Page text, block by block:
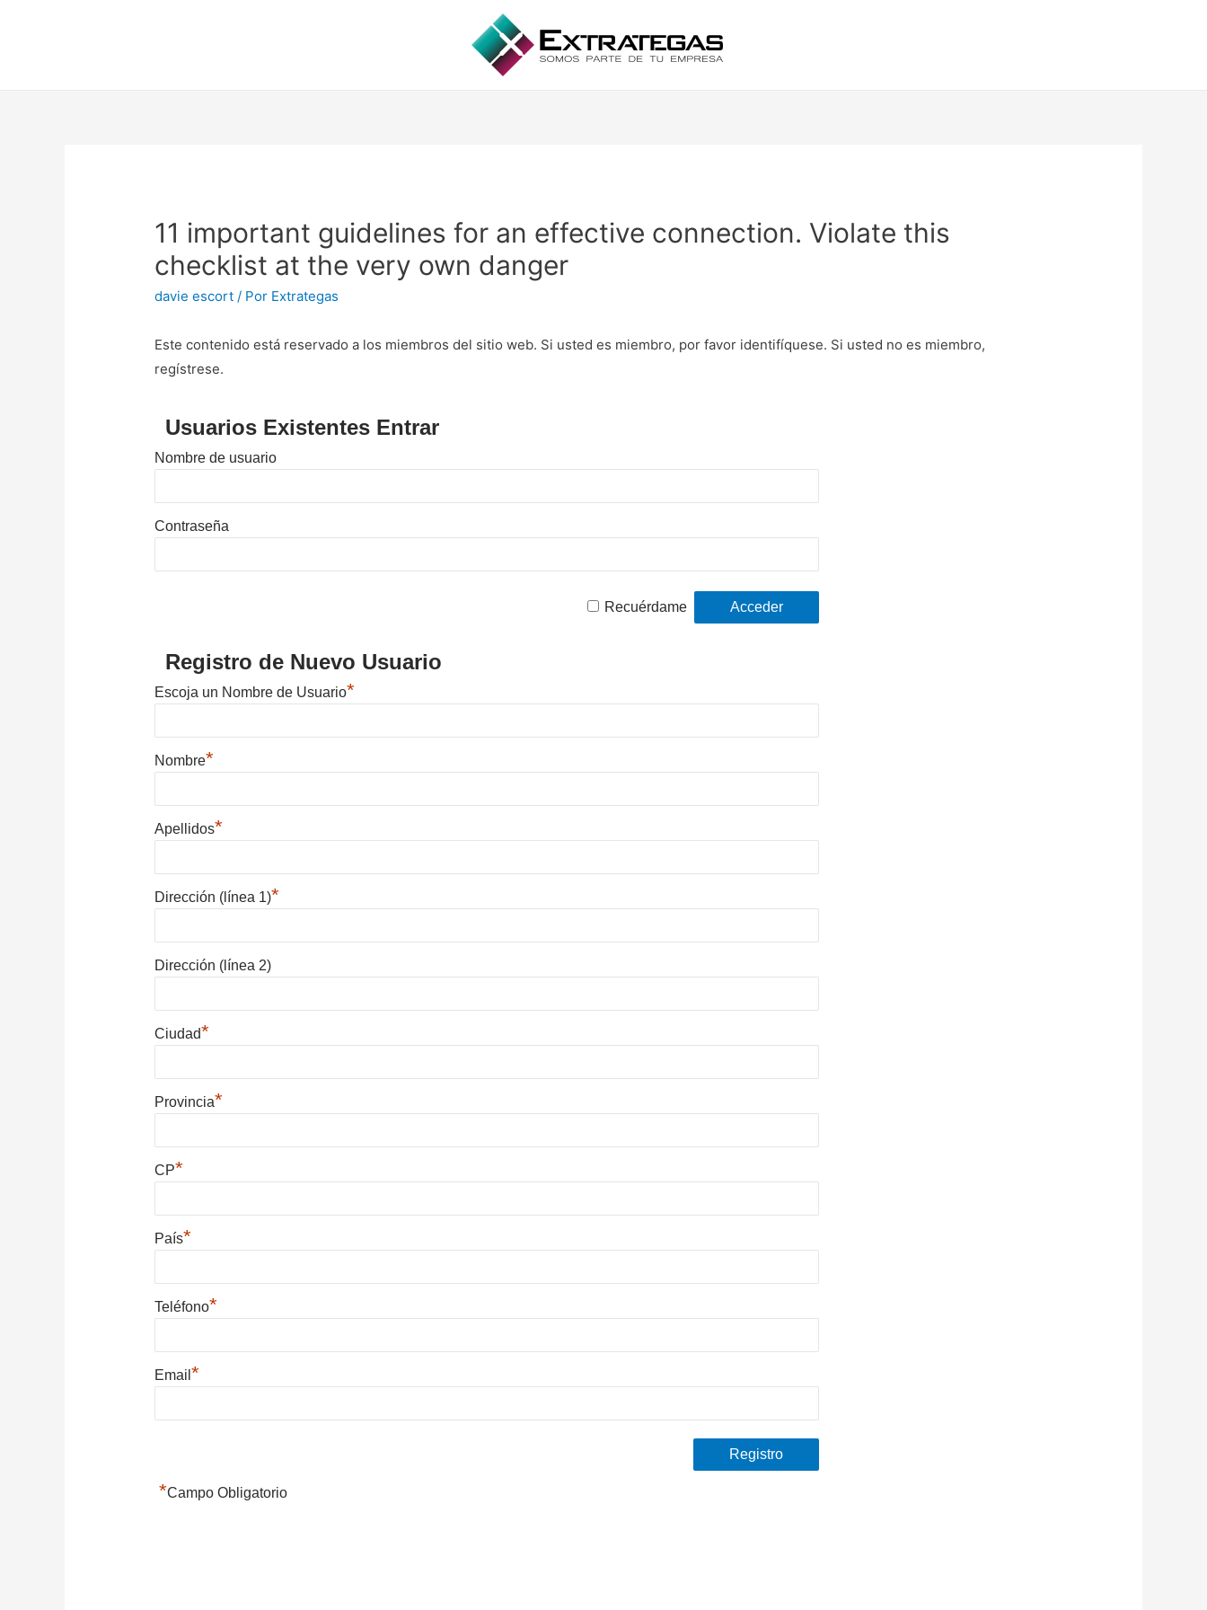
11 important guidelines for an effective connection. Violate this
checklist at the very own danger
davie escort / Por Extrategas
Este contenido está reservado a los miembros del sitio web. Si usted es miembro, por favor identifíquese. Si usted no es miembro,
regístrese.
Usuarios Existentes Entrar
Nombre de usuario
Contraseña
Recuérdame
Registro de Nuevo Usuario
Escoja un Nombre de Usuario*
Nombre*
Apellidos*
Dirección (línea 1)*
Dirección (línea 2)
Ciudad*
Provincia*
CP*
País*
Teléfono*
Email*
*Campo Obligatorio